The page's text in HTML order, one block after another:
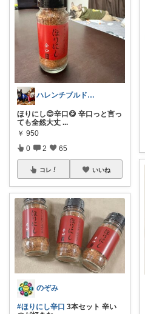
ハレンチブルドック8月購入感謝です😊
ほりにし😊辛口😋 辛口っと言っ
ても全然大丈 ...
￥ 950
0 2 65
コレ いいね
のぞみ
#ほりにし辛口 3本セット 辛い